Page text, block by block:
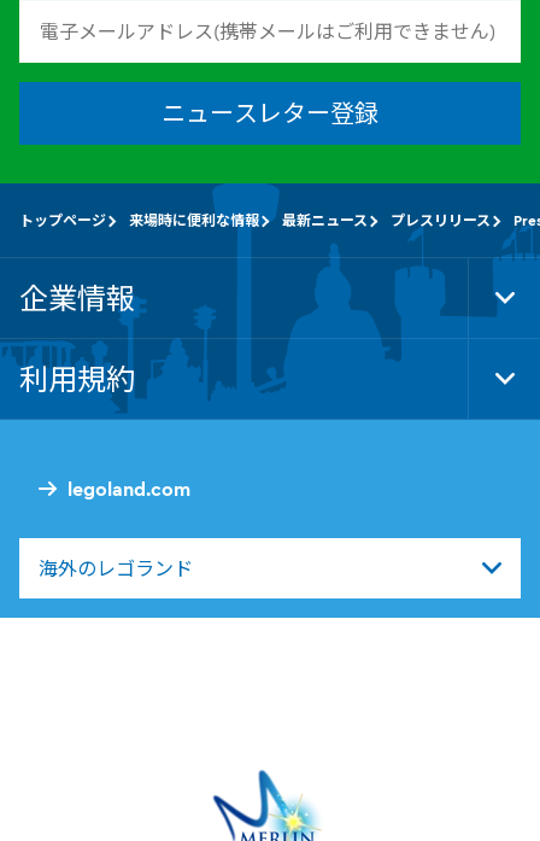
ニュースレター登録
legoland.com
海外のレゴランド
トップページ 来場時に便利な情報 最新ニュース プレスリリース
企業情報
利用規約